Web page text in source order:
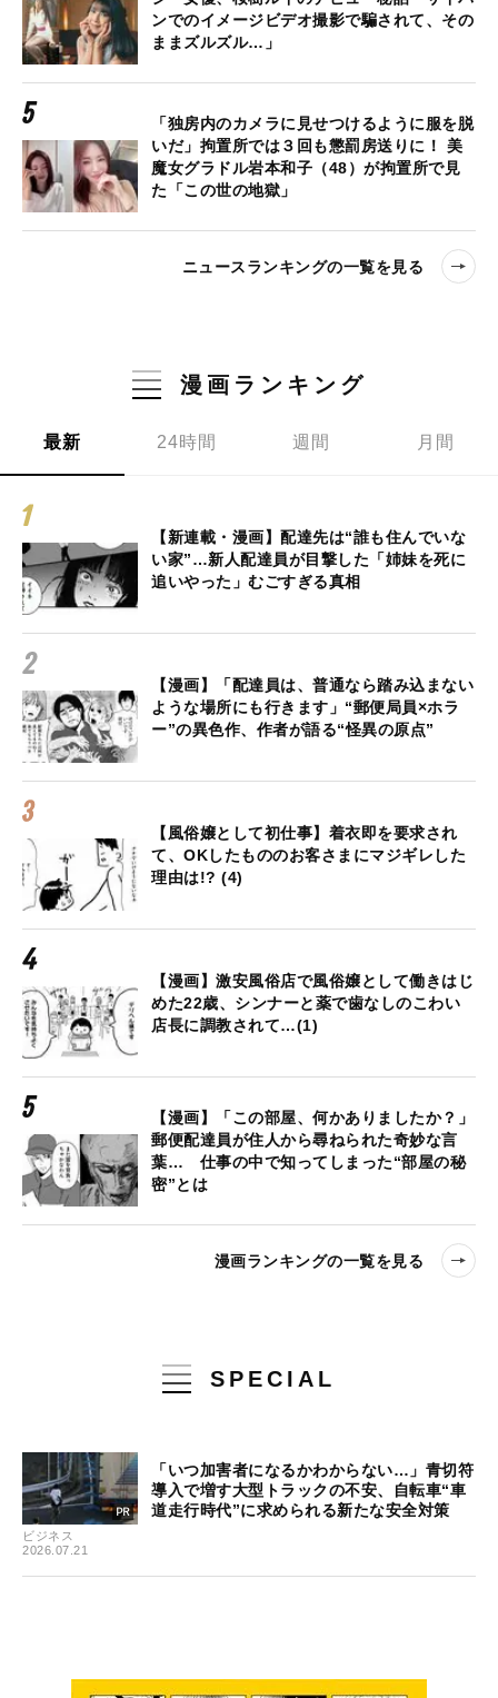
ンでのイメージビデオ撮影で騙されて、その
ままズルズル…」
「独房内のカメラに見せつけるように服を脱
いだ」拘置所では３回も懲罰房送りに！ 美
魔女グラドル岩本和子（48）が拘置所で見
た「この世の地獄」
ニュースランキングの一覧を見る
漫画ランキング
最新 24時間 週間 月間
【新連載・漫画】配達先は“誰も住んでいな
い家”…新人配達員が目撃した「姉妹を死に
追いやった」むごすぎる真相
【漫画】「配達員は、普通なら踏み込まない
ような場所にも行きます」“郵便局員×ホラ
ー”の異色作、作者が語る“怪異の原点”
【風俗嬢として初仕事】着衣即を要求され
て、OKしたもののお客さまにマジギレした
理由は!? (4)
【漫画】激安風俗店で風俗嬢として働きはじ
めた22歳、シンナーと薬で歯なしのこわい
店長に調教されて…(1)
【漫画】「この部屋、何かありましたか？」
郵便配達員が住人から尋ねられた奇妙な言
葉… 仕事の中で知ってしまった“部屋の秘
密”とは
漫画ランキングの一覧を見る
SPECIAL
ビジネス
2026.07.21
「いつ加害者になるかわからない…」青切符
導入で増す大型トラックの不安、自転車“車
道走行時代”に求められる新たな安全対策